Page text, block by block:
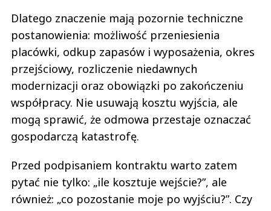
Dlatego znaczenie mają pozornie techniczne
postanowienia: możliwość przeniesienia
placówki, odkup zapasów i wyposażenia, okres
przejściowy, rozliczenie niedawnych
modernizacji oraz obowiązki po zakończeniu
współpracy. Nie usuwają kosztu wyjścia, ale
mogą sprawić, że odmowa przestaje oznaczać
gospodarczą katastrofę.
Przed podpisaniem kontraktu warto zatem
pytać nie tylko: „ile kosztuje wejście?”, ale
również: „co pozostanie moje po wyjściu?”. Czy